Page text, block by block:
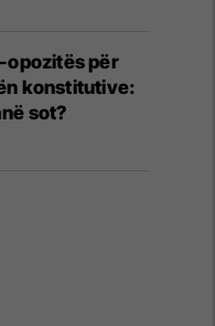
opozitës për
konstitutive:
sot?